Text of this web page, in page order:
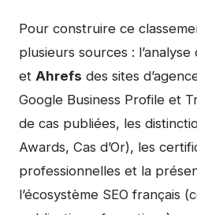
Pour construire ce
plusieurs sources :
et Ahrefs des sites
Google Business Profile et
de cas publiées, les
Awards, Cas d’Or), les
professionnelles et la
l’écosystème SEO français